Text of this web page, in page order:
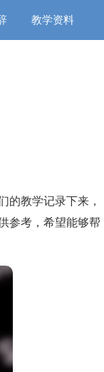
教学资料
教学记录下来，
参考，希望能够帮